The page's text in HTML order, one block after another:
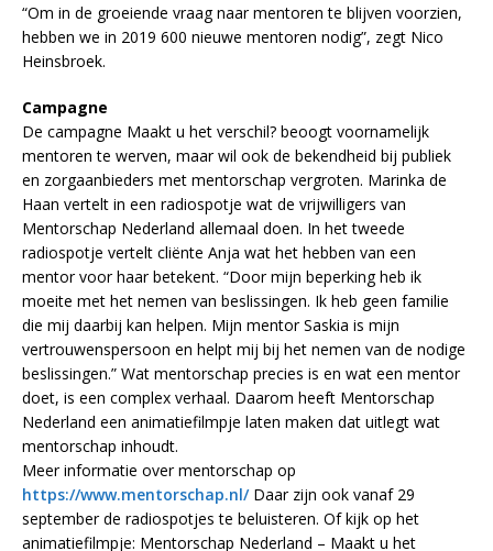
“Om in de groeiende vraag naar mentoren te blijven voorzien,
hebben we in 2019 600 nieuwe mentoren nodig”, zegt Nico
Heinsbroek.
Campagne
De campagne Maakt u het verschil? beoogt voornamelijk
mentoren te werven, maar wil ook de bekendheid bij publiek
en zorgaanbieders met mentorschap vergroten. Marinka de
Haan vertelt in een radiospotje wat de vrijwilligers van
Mentorschap Nederland allemaal doen. In het tweede
radiospotje vertelt cliënte Anja wat het hebben van een
mentor voor haar betekent. “Door mijn beperking heb ik
moeite met het nemen van beslissingen. Ik heb geen familie
die mij daarbij kan helpen. Mijn mentor Saskia is mijn
vertrouwenspersoon en helpt mij bij het nemen van de nodige
beslissingen.” Wat mentorschap precies is en wat een mentor
doet, is een complex verhaal. Daarom heeft Mentorschap
Nederland een animatiefilmpje laten maken dat uitlegt wat
mentorschap inhoudt.
Meer informatie over mentorschap op
https://www.mentorschap.nl/Daar zijn ook vanaf 29
september de radiospotjes te beluisteren. Of kijk op het
animatiefilmpje: Mentorschap Nederland – Maakt u het